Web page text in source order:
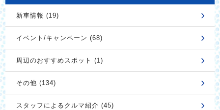
新車情報 (19)
イベント/キャンペーン (68)
周辺のおすすめスポット (1)
その他 (134)
スタッフによるクルマ紹介 (45)